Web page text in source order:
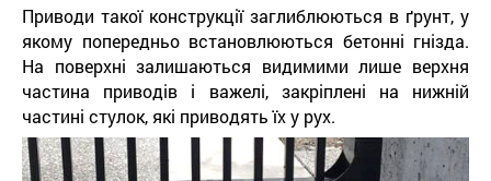
Приводи такої конструкції заглиблюються в ґрунт, у
якому попередньо встановлюються бетонні гнізда.
На поверхні залишаються видимими лише верхня
частина приводів і важелі, закріплені на нижній
частині стулок, які приводять їх у рух.